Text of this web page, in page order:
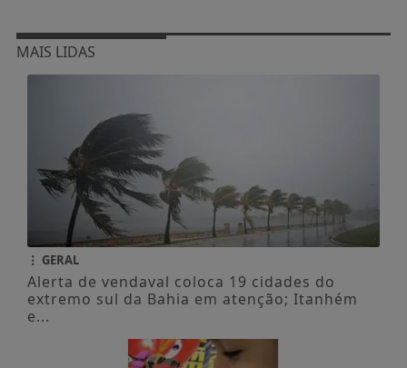
MAIS LIDAS
GERAL
Alerta de vendaval coloca 19 cidades do
extremo sul da Bahia em atenção; Itanhém
e...